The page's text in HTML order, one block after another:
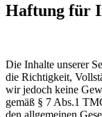
Haftung für
Die Inhalte unserer
die Richtigkeit,
wir jedoch keine
gemäß § 7 Abs.1